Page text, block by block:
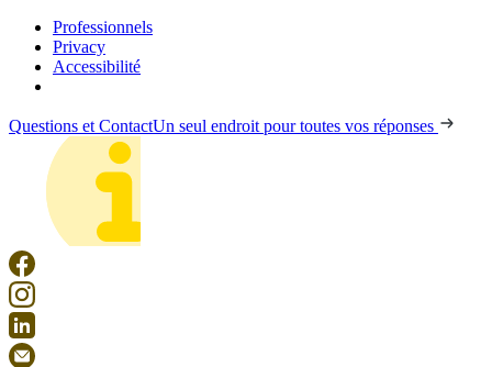
Professionnels
Privacy
Accessibilité
Questions et ContactUn seul endroit pour toutes vos réponses